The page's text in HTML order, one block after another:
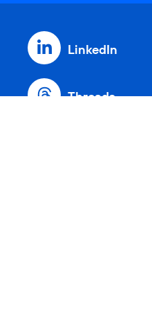
LinkedIn
Threads